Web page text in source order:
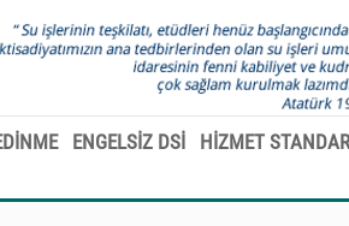
ENGELSİZ DSİ
HİZMET